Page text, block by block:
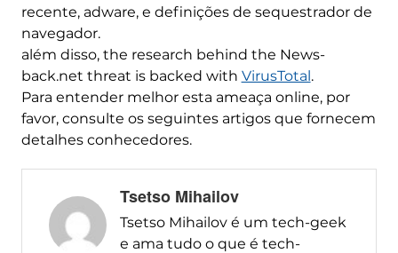
recente, adware, e definições de sequestrador de
navegador.
além disso, the research behind the News-
back.net threat is backed with VirusTotal.
Para entender melhor esta ameaça online, por
favor, consulte os seguintes artigos que fornecem
detalhes conhecedores.
Tsetso Mihailov
Tsetso Mihailov é um tech-geek
e ama tudo o que é tech-